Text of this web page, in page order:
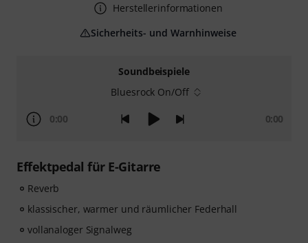
Soundbeispiele
Bluesrock On/Off
0:00 0:00
Effektpedal für E-Gitarre
Reverb
klassischer, warmer und räumlicher Federhall
vollanaloger Signalweg
Herstellerinformationen
Sicherheits- und Warnhinweise